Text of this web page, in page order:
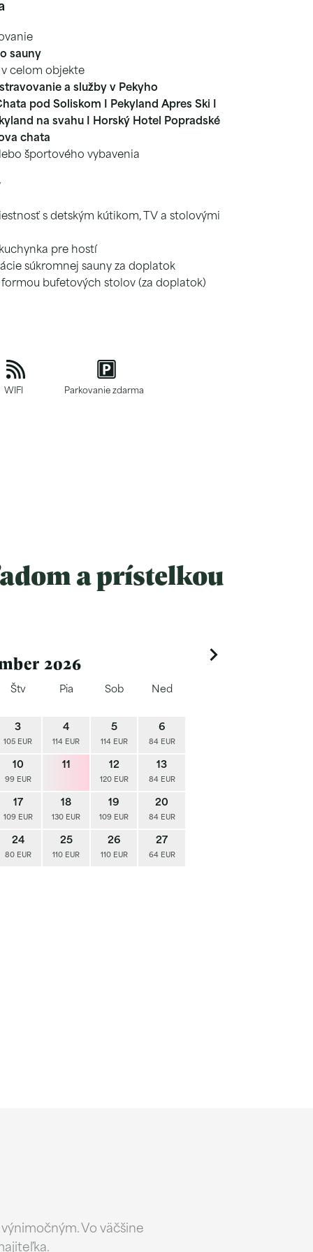
sauny
celom objekte
a služby v Pekyho
pod Soliskom I Pekyland Apres Ski I
na svahu I Horský Hotel Popradské
chata
športového vybavenia
s detským kútikom, TV a stolovými
pre hostí
súkromnej sauny za doplatok
bufetových stolov (za doplatok)
WIFI Parkovanie zdarma
a prístelkou
2026
Štv Pia Sob Ned
3
105 EUR
4
114 EUR
5
114 EUR
6
84 EUR
10
99 EUR
11 12
120 EUR
13
84 EUR
17
109 EUR
18
130 EUR
19
109 EUR
20
84 EUR
24
80 EUR
25
110 EUR
26
110 EUR
27
64 EUR
Vo väčšine